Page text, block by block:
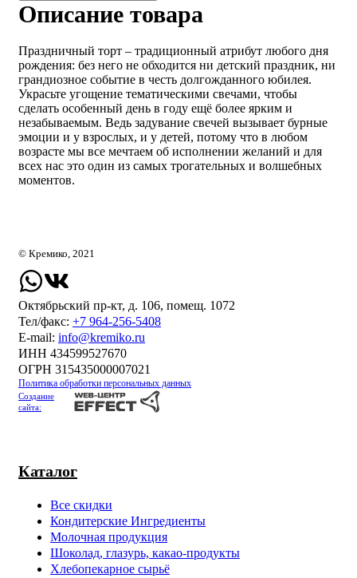
Описание товара
Праздничный торт – традиционный атрибут любого дня
рождения: без него не обходится ни детский праздник, ни
грандиозное событие в честь долгожданного юбилея.
Украсьте угощение тематическими свечами, чтобы
сделать особенный день в году ещё более ярким и
незабываемым. Ведь задувание свечей вызывает бурные
эмоции и у взрослых, и у детей, потому что в любом
возрасте мы все мечтаем об исполнении желаний и для
всех нас это один из самых трогательных и волшебных
моментов.
Каталог
Все скидки
Кондитерские Ингредиенты
Молочная продукция
Шоколад, глазурь, какао-продукты
Хлебопекарное сырьё
© Кремико, 2021
Октябрьский пр-кт, д. 106, помещ. 1072
Тел/факс: +7 964-256-5408
Е-mail: info@kremiko.ru
ИНН 434599527670
ОГРН 315435000007021
Политика обработки персональных данных
Создание
сайта: